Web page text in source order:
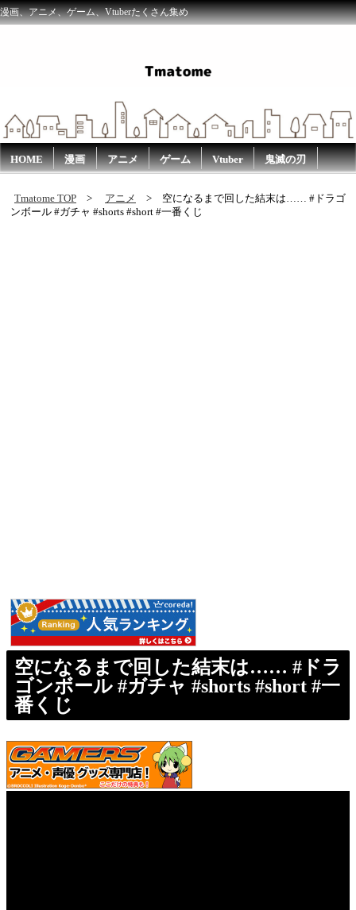
漫画、アニメ、ゲーム、Vtuberたくさん集め
HOME 漫画 アニメ ゲーム Vtuber 鬼滅の刃
Tmatome TOP アニメ
空になるまで回した結末は…… #ドラゴ
ンボール #ガチャ #shorts #short #一番くじ
空になるまで回した結末は…… #ドラ
ゴンボール #ガチャ #shorts #short #一
番くじ